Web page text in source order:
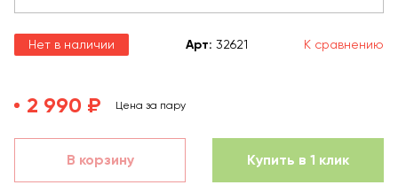
Нет в наличии Арт: 32621 К сравнению
2 990 ₽ Цена за пару
В корзину Купить в 1 клик